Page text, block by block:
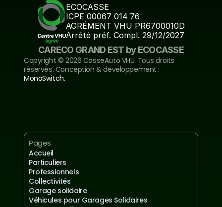
ECOCASSE
ICPE 00067 014 76
AGRÉMENT VHU PR6700010D
Arrêté préf. Compl. 29/12/2027
CARECO GRAND EST by ECOCASSE
Copyright ©️ 2026 CasseAuto VHU. Tous droits
MonaSwitch.
Pages
Accueil
Particuliers
Professionnels
Collectivités
Garage solidaire
Véhicules pour Garages Solidaires
Mentions légales et confidentialités